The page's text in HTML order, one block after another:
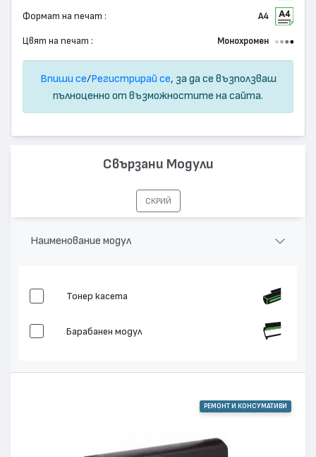
Формат на печат : А4
Цвят на печат : Монохромен
Впиши се/Регистрирай се, за да се възползваш
пълноценно от възможностите на сайта.
Свързани Модули
СКРИЙ
Наименование модул
Тонер касета
Барабанен модул
РЕМОНТ И КОНСУМАТИВИ